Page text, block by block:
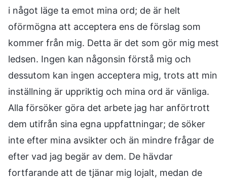
i något läge ta emot mina ord; de är helt
oförmögna att acceptera ens de förslag som
kommer från mig. Detta är det som gör mig mest
ledsen. Ingen kan någonsin förstå mig och
dessutom kan ingen acceptera mig, trots att min
inställning är uppriktig och mina ord är vänliga.
Alla försöker göra det arbete jag har anförtrott
dem utifrån sina egna uppfattningar; de söker
inte efter mina avsikter och än mindre frågar de
efter vad jag begär av dem. De hävdar
fortfarande att de tjänar mig lojalt, medan de